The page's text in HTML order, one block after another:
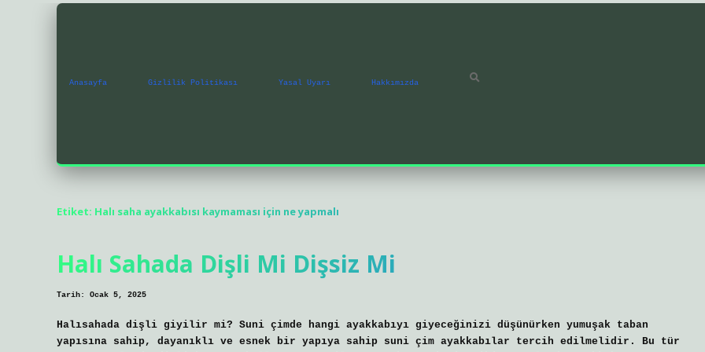
Anasayfa Gizlilik Politikası Yasal Uyarı Hakkımızda
Etiket: Halı saha ayakkabısı kaymaması için ne yapmalı
Halı Sahada Dişli Mi Dişsiz Mi
Tarih: Ocak 5, 2025
Halısahada dişli giyilir mi? Suni çimde hangi ayakkabıyı giyeceğinizi düşünürken yumuşak taban
yapısına sahip, dayanıklı ve esnek bir yapıya sahip suni çim ayakkabılar tercih edilmelidir. Bu tür